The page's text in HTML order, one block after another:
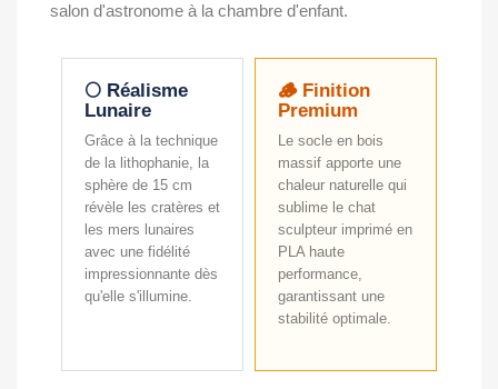
salon d'astronome à la chambre d'enfant.
🌕 Réalisme
Lunaire
Grâce à la technique
de la lithophanie, la
sphère de 15 cm
révèle les cratères et
les mers lunaires
avec une fidélité
impressionnante dès
qu'elle s'illumine.
🪵 Finition
Premium
Le socle en bois
massif apporte une
chaleur naturelle qui
sublime le chat
sculpteur imprimé en
PLA haute
performance,
garantissant une
stabilité optimale.